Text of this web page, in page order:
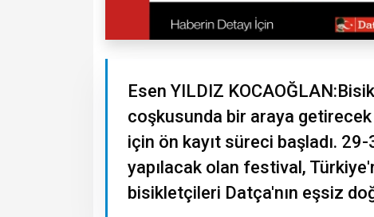
Esen YILDIZ
coşkusunda bir araya
için ön kayıt süreci başladı.
yapılacak olan festival,
bisikletçileri Datça'nın eşsiz